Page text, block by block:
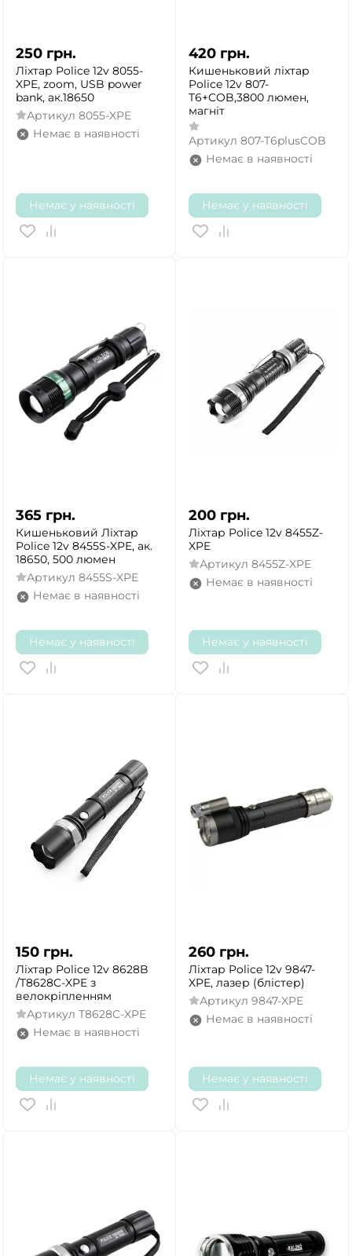
250 грн.
Ліхтар Police 12v 8055-
XPE, zoom, USB power
bank, ак.18650
Артикул 8055-XPE
Немає в наявності
Немає у наявності
420 грн.
Кишеньковий ліхтар
Police 12v 807-
T6+COB,3800 люмен,
магніт
Артикул 807-T6plusCOB
Немає в наявності
Немає у наявності
365 грн.
Кишеньковий Ліхтар
Police 12v 8455S-XPE, ак.
18650, 500 люмен
Артикул 8455S-XPE
Немає в наявності
Немає у наявності
200 грн.
Ліхтар Police 12v 8455Z-
XPE
Артикул 8455Z-XPE
Немає в наявності
Немає у наявності
150 грн.
Ліхтар Police 12v 8628B
/T8628C-XPE з
велокріпленням
Артикул T8628C-XPE
Немає в наявності
Немає у наявності
260 грн.
Ліхтар Police 12v 9847-
XPE, лазер (блістер)
Артикул 9847-XPE
Немає в наявності
Немає у наявності